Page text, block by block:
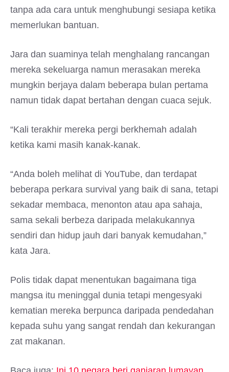
tanpa ada cara untuk menghubungi sesiapa ketika
memerlukan bantuan.
Jara dan suaminya telah menghalang rancangan
mereka sekeluarga namun merasakan mereka
mungkin berjaya dalam beberapa bulan pertama
namun tidak dapat bertahan dengan cuaca sejuk.
“Kali terakhir mereka pergi berkhemah adalah
ketika kami masih kanak-kanak.
“Anda boleh melihat di YouTube, dan terdapat
beberapa perkara survival yang baik di sana, tetapi
sekadar membaca, menonton atau apa sahaja,
sama sekali berbeza daripada melakukannya
sendiri dan hidup jauh dari banyak kemudahan,”
kata Jara.
Polis tidak dapat menentukan bagaimana tiga
mangsa itu meninggal dunia tetapi mengesyaki
kematian mereka berpunca daripada pendedahan
kepada suhu yang sangat rendah dan kekurangan
zat makanan.